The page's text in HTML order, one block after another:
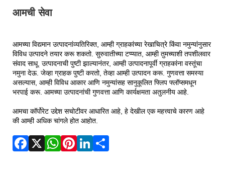
आमची सेवा
आमच्या विद्यमान उत्पादनांव्यतिरिक्त, आम्ही ग्राहकांच्या रेखाचित्रे किंवा नमुन्यांनुसार
विविध उत्पादने तयार करू शकतो. सुरुवातीच्या टप्प्यात, आम्ही तुमच्याशी तपशीलवार
संवाद साधू. उत्पादनाची पुष्टी झाल्यानंतर, आम्ही उत्पादनापूर्वी ग्राहकांना वस्तूंचा
नमुना देऊ. जेव्हा ग्राहक पुष्टी करतो, तेव्हा आम्ही उत्पादन करू. गुणवत्ता समस्या
असल्यास, आम्ही विविध आकार आणि नमुन्यांसह सानुकूलित फ्लिप फ्लॉप्समधून
भरपाई करू. आमच्या उत्पादनांची गुणवत्ता आणि कार्यक्षमता अतुलनीय आहे.
आमचा कॉर्पोरेट उद्देश सचोटीवर आधारित आहे, हे देखील एक महत्त्वाचे कारण आहे
की आम्ही अधिक चांगले होत आहोत.